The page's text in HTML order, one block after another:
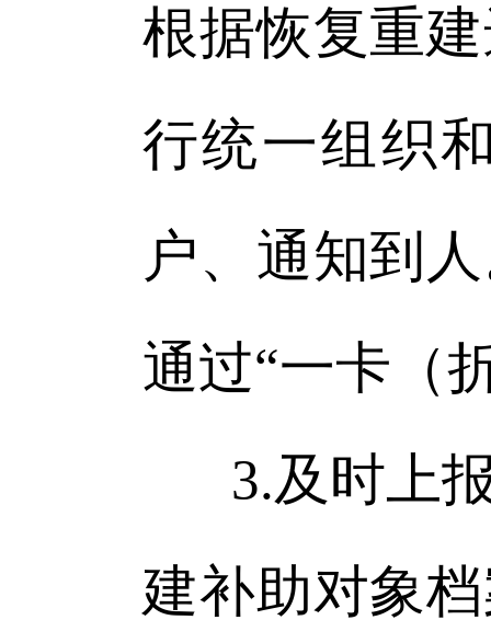
根据恢复重
行统一组织
户、通知到
通过“一卡（
3.及时上
建补助对象